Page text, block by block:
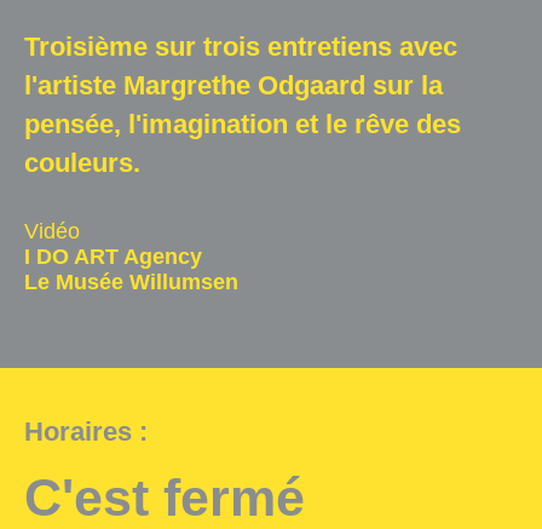
Salle d'exposition
Salle de presse
Partenariats
En
Troisième sur trois entretiens avec
l'artiste Margrethe Odgaard sur la
pensée, l'imagination et le rêve des
couleurs.
Vidéo
I DO ART Agency
Le Musée Willumsen
Horaires :
C'est fermé